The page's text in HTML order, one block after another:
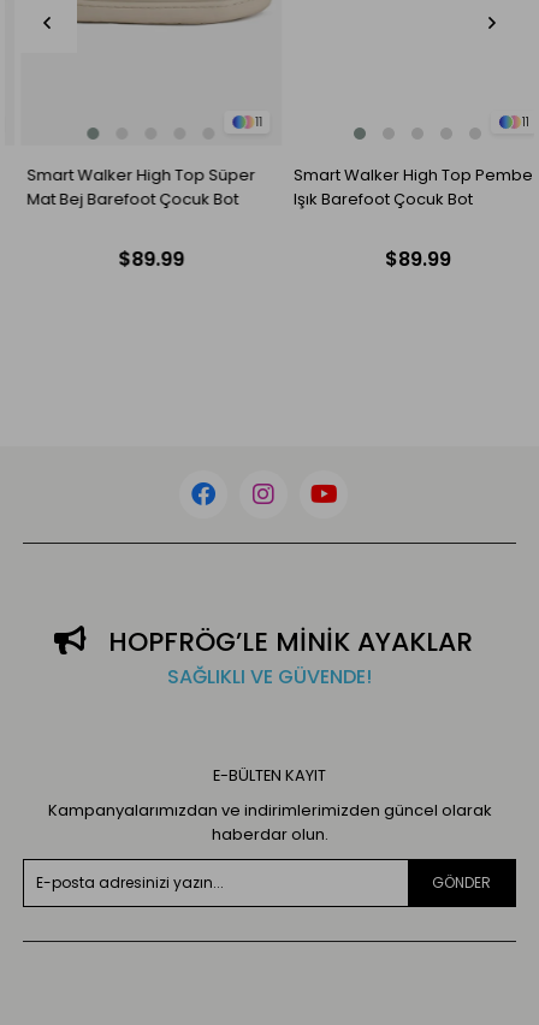
11
Smart Walker High Top Pembe
Işık Barefoot Çocuk Bot
$89.99
11
Smart Walker High Top Kırmızı
Işık Barefoot Çocuk Bot
$89.99
HOPFRÖG’LE MİNİK AYAKLAR
SAĞLIKLI VE GÜVENDE!
E-BÜLTEN KAYIT
Kampanyalarımızdan ve indirimlerimizden güncel olarak
haberdar olun.
GÖNDER